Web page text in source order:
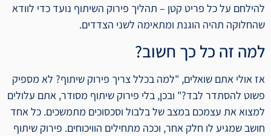
להילחם על כל פריט קטן – תהליך פירוק השיתוף נועד כדי לוודא
שהחלוקה תהיה הוגנת ומתאימה לשני הצדדים.
למה זה כל כך חשוב?
אז אולי אתם שואלים, "למה בכלל צריך פירוק שיתוף? לא מספיק
פשוט להסתדר לבד?" ובכן, בלי פירוק שיתוף מסודר, אתם עלולים
למצוא את עצמכם במצב של בלבול וסכסוכים מתמשכים. כל אחד
חושב שמגיע לו חלק אחר, וככה מתחילים הוויכוחים. פירוק שיתוף